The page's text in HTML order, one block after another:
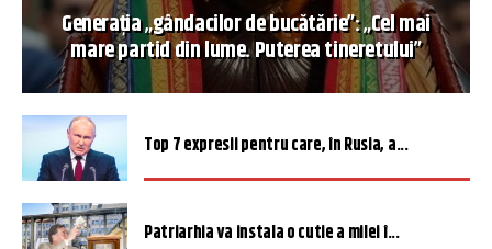
Generația „gândacilor de bucătărie”: „Cel mai
mare partid din lume. Puterea tineretului”
Top 7 expresii pentru care, în Rusia, a...
Patriarhia va instala o cutie a milei î...